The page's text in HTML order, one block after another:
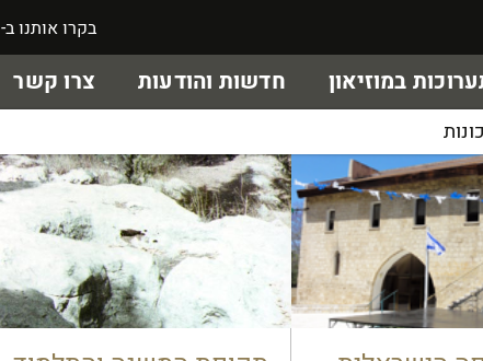
בקרו אותנו ב-
במוזיאון חדשות והודעות צרו קשר